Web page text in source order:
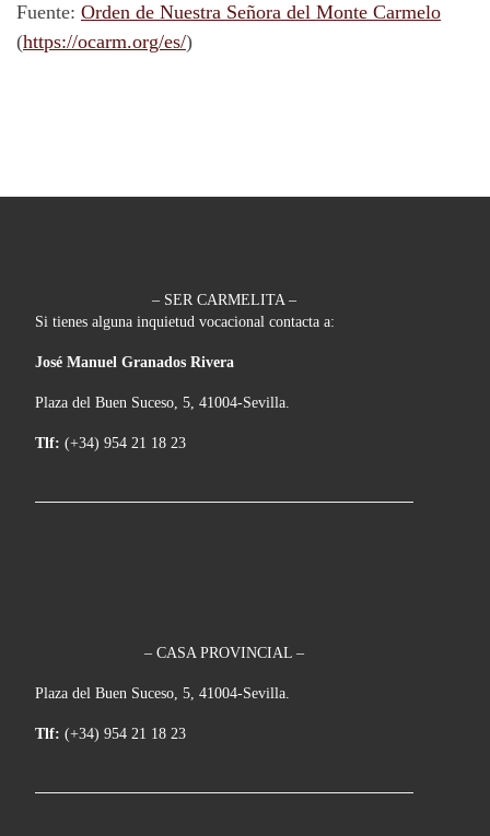
Fuente: Orden de Nuestra Señora del Monte Carmelo
(https://ocarm.org/es/)
– SER CARMELITA –
Si tienes alguna inquietud vocacional contacta a:
José Manuel Granados Rivera
Plaza del Buen Suceso, 5, 41004-Sevilla.
Tlf: (+34) 954 21 18 23
– CASA PROVINCIAL –
Plaza del Buen Suceso, 5, 41004-Sevilla.
Tlf: (+34) 954 21 18 23